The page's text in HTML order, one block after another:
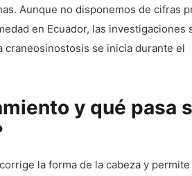
Aunque no disponemos de cifras
en Ecuador, las investigaciones
craneosinostosis se inicia durante el
y qué pasa
la forma de la cabeza y